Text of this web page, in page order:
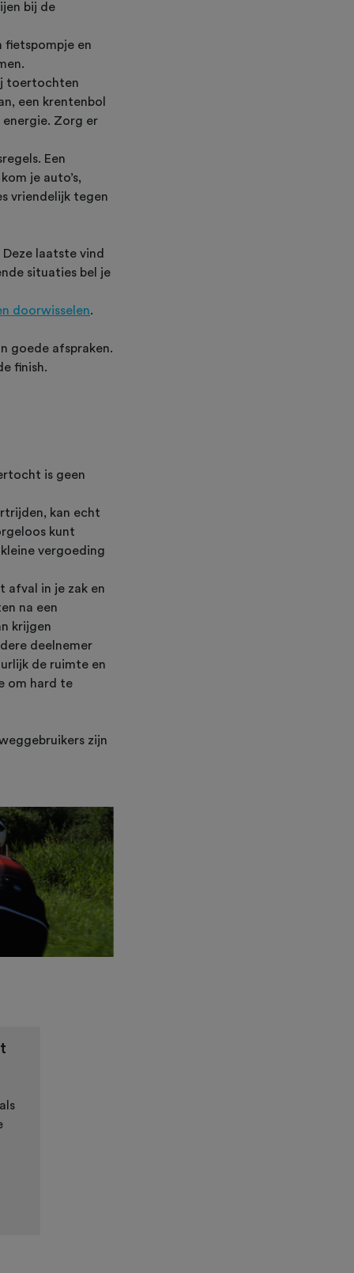
bij de
fietspompje en
toertochten
een krentenbol
Zorg er
Een
je auto’s,
vriendelijk tegen
laatste vind
situaties bel je
doorwisselen.
goede afspraken.
finish.
is geen
kan echt
kunt
vergoeding
afval in je zak en
na een
krijgen
deelnemer
de ruimte en
om hard te
zijn